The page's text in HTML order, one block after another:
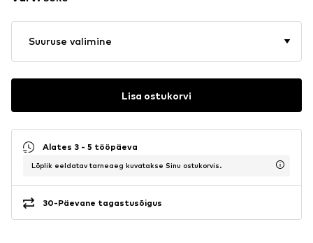
Suuruse valimine
Lisa ostukorvi
Alates 3 - 5 tööpäeva
Lõplik eeldatav tarneaeg kuvatakse Sinu ostukorvis.
30-Päevane tagastusõigus